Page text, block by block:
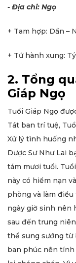
- Địa chi: Ngọ
+ Tam hợp: Dần –
+ Tứ hành xung:
2. Tổng
Giáp Ngọ
Tuổi Giáp Ngọ
Tát ban trí tuệ,
Xử lý tình huống
Dược Sư Như Lai
tám mươi tuổi.
này có hiểm nạn
phòng và làm
ngày giờ sinh nên
sau đến trung
thể sung sướng từ
ban phúc nên